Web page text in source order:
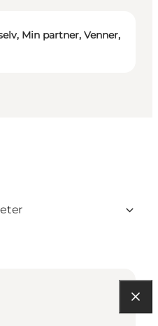
Min partner, Venner,